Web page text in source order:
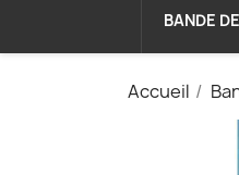
BANDE
Accueil